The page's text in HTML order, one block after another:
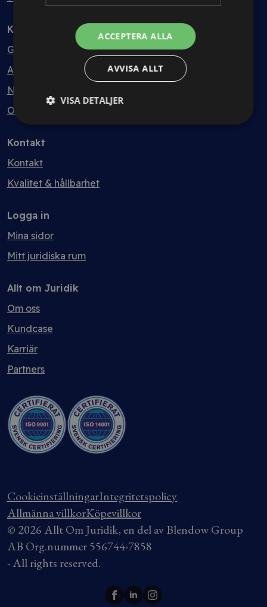
Kunskapsbank
Guider
Avtalsmallar
Nyheter
Ordlista
Kontakt
Kontakt
Kvalitet & hållbarhet
Logga in
Mina sidor
Mitt juridiska rum
Allt om Juridik
Om oss
Kundcase
Karriär
Partners
CookieinställningarIntegritetspolicy
Allmänna villkorKöpevillkor
© 2026 Allt Om Juridik, en del av Blendow Group
AB Org.nummer 556744-7858
- All rights reserved.
ACCEPTERA ALLA
AVVISA ALLT
VISA DETALJER